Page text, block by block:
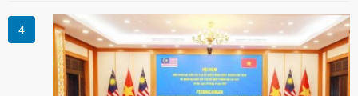
sâu sắc hơn quan hệ hữu nghị đặc biệt Việt Nam - Lào.